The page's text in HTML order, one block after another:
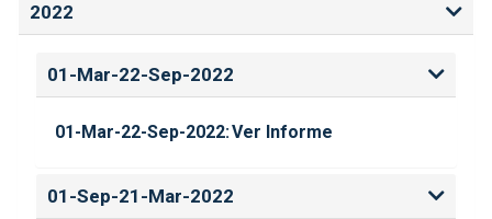
2022
01-Mar-22-Sep-2022
01-Mar-22-Sep-2022:Ver Informe
01-Sep-21-Mar-2022